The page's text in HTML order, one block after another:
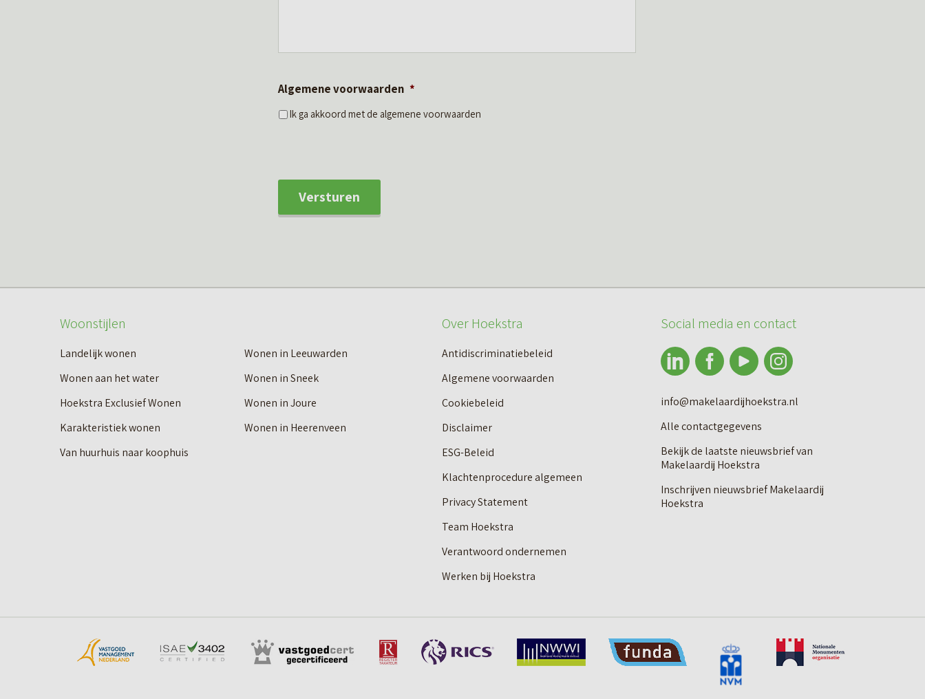
Algemene voorwaarden *
Ik ga akkoord met de algemene voorwaarden
Versturen
Woonstijlen
Landelijk wonen
Wonen in Leeuwarden
Wonen aan het water
Wonen in Sneek
Hoekstra Exclusief Wonen
Wonen in Joure
Karakteristiek wonen
Wonen in Heerenveen
Van huurhuis naar koophuis
Over Hoekstra
Antidiscriminatiebeleid
Algemene voorwaarden
Cookiebeleid
Disclaimer
ESG-Beleid
Klachtenprocedure algemeen
Privacy Statement
Team Hoekstra
Verantwoord ondernemen
Werken bij Hoekstra
Social media en contact
info@makelaardijhoekstra.nl
Alle contactgegevens
Bekijk de laatste nieuwsbrief van
Makelaardij Hoekstra
Inschrijven nieuwsbrief Makelaardij
Hoekstra